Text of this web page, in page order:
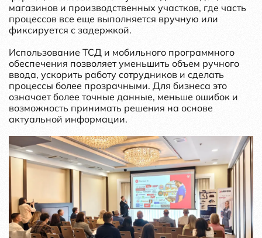
магазинов и производственных участков, где часть
процессов все еще выполняется вручную или
фиксируется с задержкой.
Использование ТСД и мобильного программного
обеспечения позволяет уменьшить объем ручного
ввода, ускорить работу сотрудников и сделать
процессы более прозрачными. Для бизнеса это
означает более точные данные, меньше ошибок и
возможность принимать решения на основе
актуальной информации.